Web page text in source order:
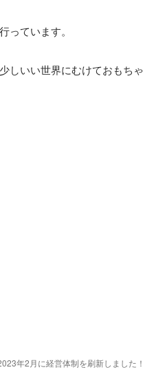
っています。
しいい世界にむけておもち
年2月に経営体制を刷新しました！